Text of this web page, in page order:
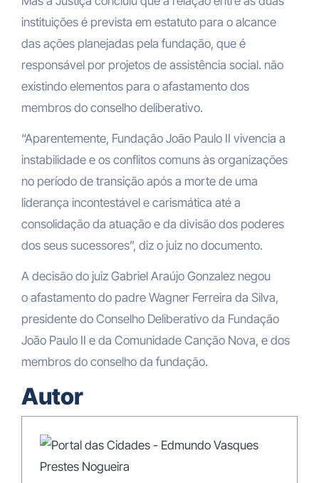
instituições é prevista em estatuto para o alcance
das ações planejadas pela fundação, que é
responsável por projetos de assistência social. não
existindo elementos para o afastamento dos
membros do conselho deliberativo.
“Aparentemente, Fundação João Paulo II vivencia a
instabilidade e os conflitos comuns às organizações
no período de transição após a morte de uma
liderança incontestável e carismática até a
consolidação da atuação e da divisão dos poderes
dos seus sucessores”, diz o juiz no documento.
A decisão do juiz Gabriel Araújo Gonzalez negou
oafastamento do padre Wagner Ferreira da Silva,
presidente do Conselho Deliberativo da Fundação
João Paulo II e da Comunidade Canção Nova, e dos
membros do conselho da fundação.
Autor